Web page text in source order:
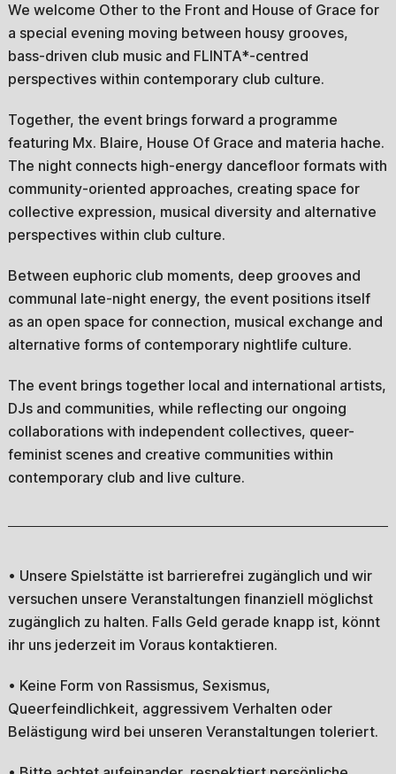
We welcome Other to the Front and House of Grace for
a special evening moving between housy grooves,
bass-driven club music and FLINTA*-centred
perspectives within contemporary club culture.
Together, the event brings forward a programme
featuring Mx. Blaire, House Of Grace and materia hache.
The night connects high-energy dancefloor formats with
community-oriented approaches, creating space for
collective expression, musical diversity and alternative
perspectives within club culture.
Between euphoric club moments, deep grooves and
communal late-night energy, the event positions itself
as an open space for connection, musical exchange and
alternative forms of contemporary nightlife culture.
The event brings together local and international artists,
DJs and communities, while reflecting our ongoing
collaborations with independent collectives, queer-
feminist scenes and creative communities within
contemporary club and live culture.
• Unsere Spielstätte ist barrierefrei zugänglich und wir
versuchen unsere Veranstaltungen finanziell möglichst
zugänglich zu halten. Falls Geld gerade knapp ist, könnt
ihr uns jederzeit im Voraus kontaktieren.
• Keine Form von Rassismus, Sexismus,
Queerfeindlichkeit, aggressivem Verhalten oder
Belästigung wird bei unseren Veranstaltungen toleriert.